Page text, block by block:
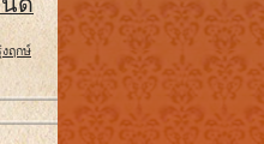
ฤกษ์